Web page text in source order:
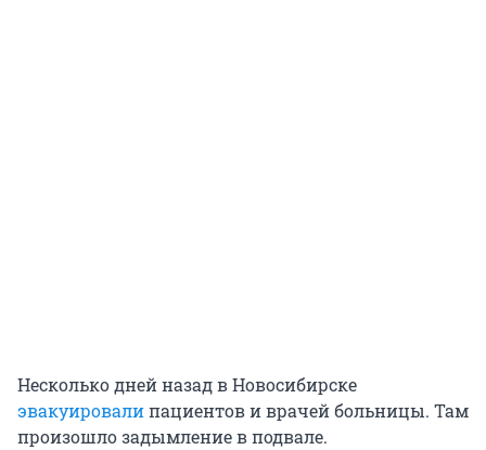
Несколько дней назад в Новосибирске
эвакуировалипациентов и врачей больницы. Там
произошло задымление в подвале.